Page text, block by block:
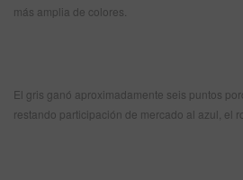
más amplia de colores.
El gris ganó aproximadamente seis puntos
restando participación de mercado al azul, el